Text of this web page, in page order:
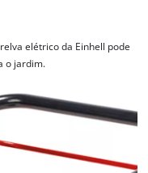
elétrico da Einhell pode
o jardim.